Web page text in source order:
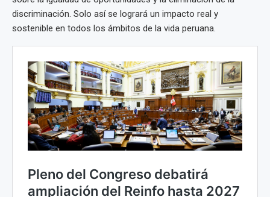
discriminación. Solo así se logrará un impacto real y
sostenible en todos los ámbitos de la vida peruana.